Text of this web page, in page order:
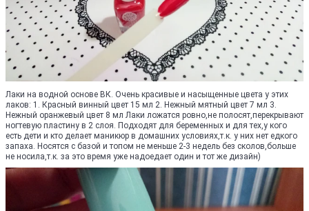
Лаки на водной основе ВК. Очень красивые и насыщенные цвета у этих
лаков: 1. Красный винный цвет 15 мл 2. Нежный мятный цвет 7 мл 3.
Нежный оранжевый цвет 8 мл Лаки ложатся ровно,не полосят,перекрывают
ногтевую пластину в 2 слоя. Подходят для беременных и для тех,у кого
есть дети и кто делает маникюр в домашних условиях,т.к. у них нет едкого
запаха. Носятся с базой и топом не меньше 2-3 недель без сколов,больше
не носила,т.к. за это время уже надоедает один и тот же дизайн)